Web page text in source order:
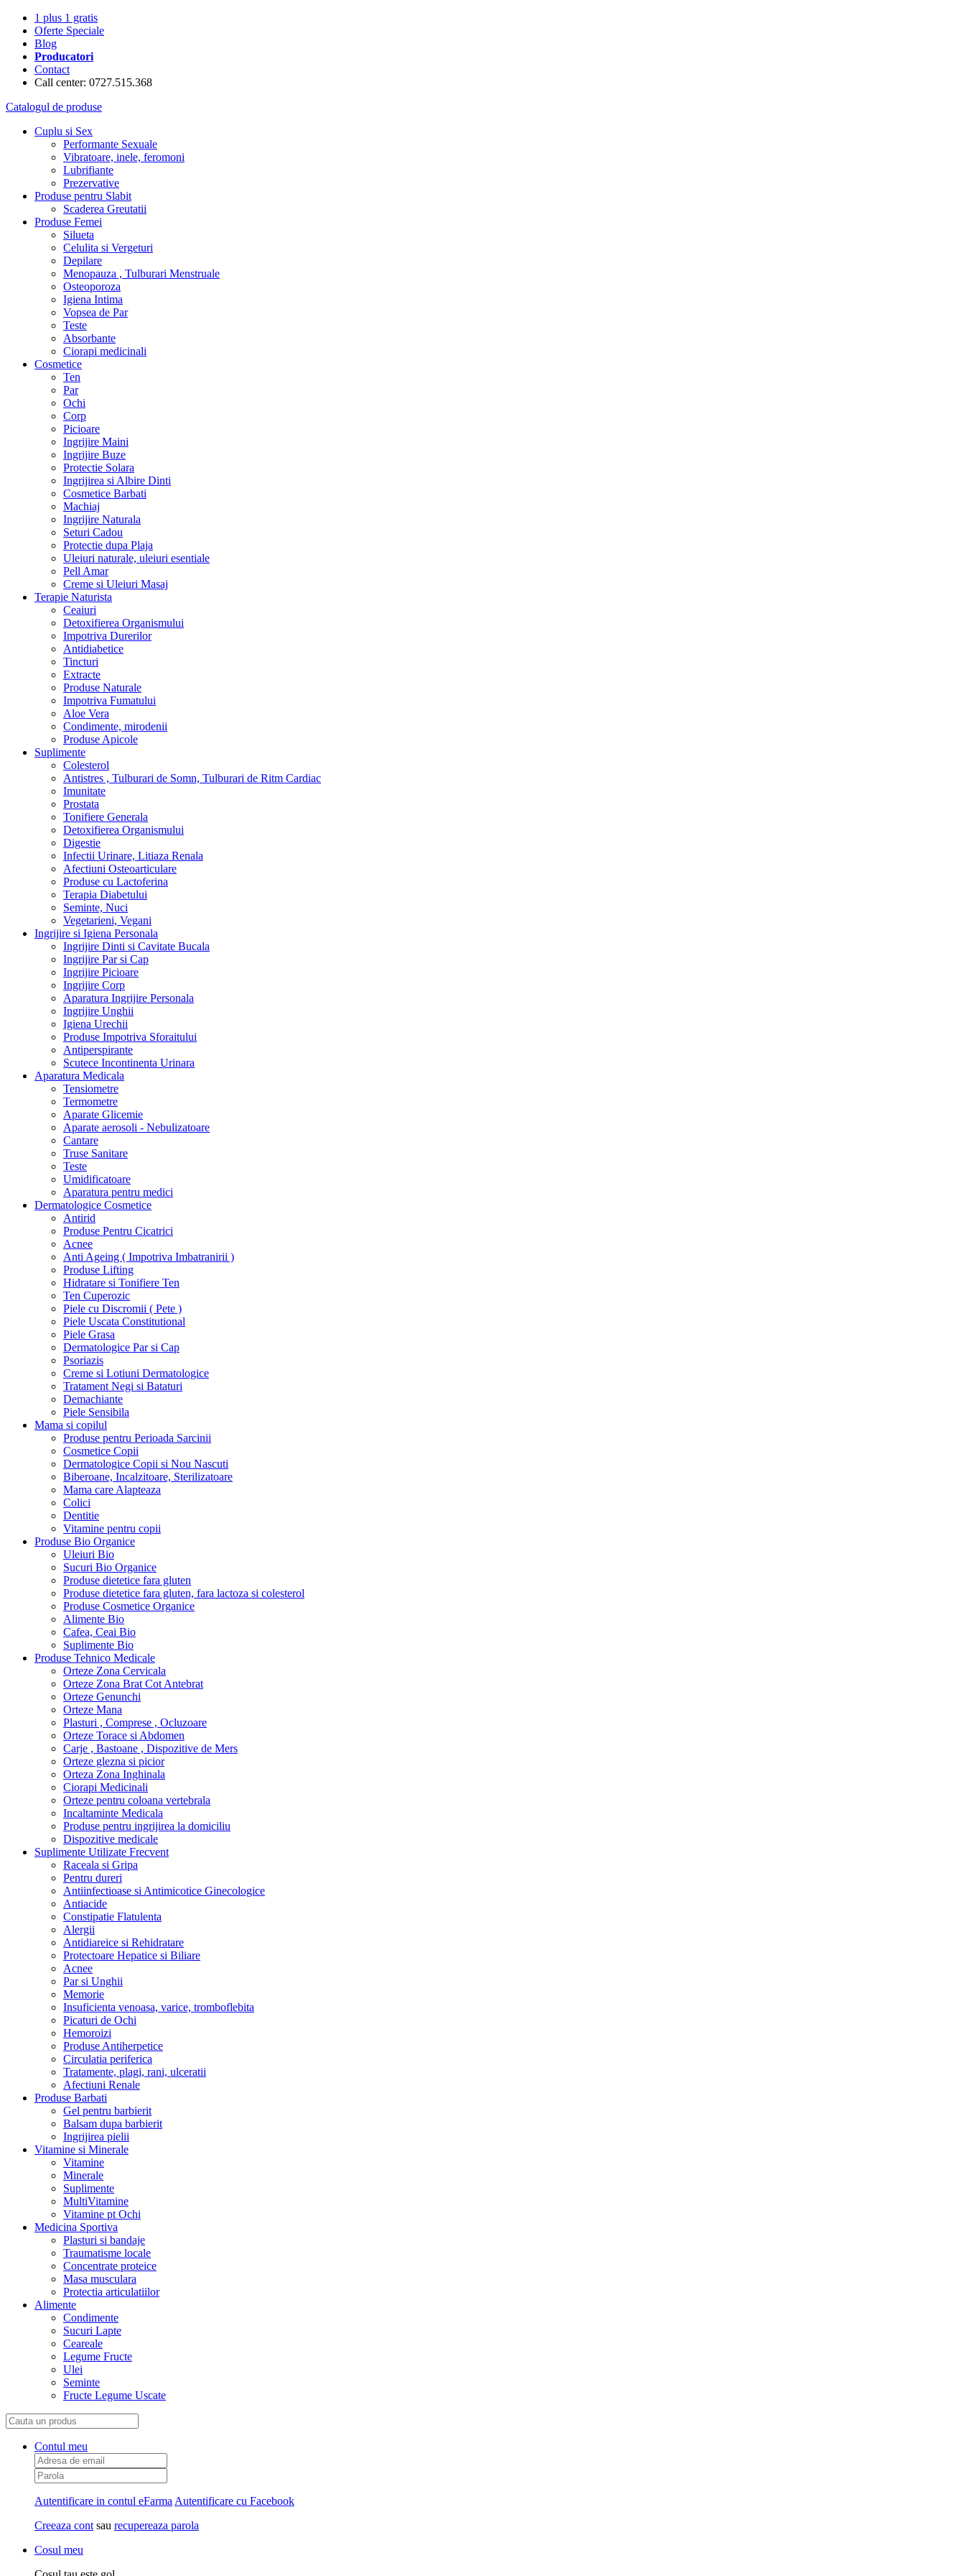
1 plus 1 gratis
Oferte Speciale
Blog
Producatori
Contact
Call center: 0727.515.368
Catalogul de produse
Cuplu si Sex
Performante Sexuale
Vibratoare, inele, feromoni
Lubrifiante
Prezervative
Produse pentru Slabit
Scaderea Greutatii
Produse Femei
Silueta
Celulita si Vergeturi
Depilare
Menopauza , Tulburari Menstruale
Osteoporoza
Igiena Intima
Vopsea de Par
Teste
Absorbante
Ciorapi medicinali
Cosmetice
Ten
Par
Ochi
Corp
Picioare
Ingrijire Maini
Ingrijire Buze
Protectie Solara
Ingrijirea si Albire Dinti
Cosmetice Barbati
Machiaj
Ingrijire Naturala
Seturi Cadou
Protectie dupa Plaja
Uleiuri naturale, uleiuri esentiale
Pell Amar
Creme si Uleiuri Masaj
Terapie Naturista
Ceaiuri
Detoxifierea Organismului
Impotriva Durerilor
Antidiabetice
Tincturi
Extracte
Produse Naturale
Impotriva Fumatului
Aloe Vera
Condimente, mirodenii
Produse Apicole
Suplimente
Colesterol
Antistres , Tulburari de Somn, Tulburari de Ritm Cardiac
Imunitate
Prostata
Tonifiere Generala
Detoxifierea Organismului
Digestie
Infectii Urinare, Litiaza Renala
Afectiuni Osteoarticulare
Produse cu Lactoferina
Terapia Diabetului
Seminte, Nuci
Vegetarieni, Vegani
Ingrijire si Igiena Personala
Ingrijire Dinti si Cavitate Bucala
Ingrijire Par si Cap
Ingrijire Picioare
Ingrijire Corp
Aparatura Ingrijire Personala
Ingrijire Unghii
Igiena Urechii
Produse Impotriva Sforaitului
Antiperspirante
Scutece Incontinenta Urinara
Aparatura Medicala
Tensiometre
Termometre
Aparate Glicemie
Aparate aerosoli - Nebulizatoare
Cantare
Truse Sanitare
Teste
Umidificatoare
Aparatura pentru medici
Dermatologice Cosmetice
Antirid
Produse Pentru Cicatrici
Acnee
Anti Ageing ( Impotriva Imbatranirii )
Produse Lifting
Hidratare si Tonifiere Ten
Ten Cuperozic
Piele cu Discromii ( Pete )
Piele Uscata Constitutional
Piele Grasa
Dermatologice Par si Cap
Psoriazis
Creme si Lotiuni Dermatologice
Tratament Negi si Bataturi
Demachiante
Piele Sensibila
Mama si copilul
Produse pentru Perioada Sarcinii
Cosmetice Copii
Dermatologice Copii si Nou Nascuti
Biberoane, Incalzitoare, Sterilizatoare
Mama care Alapteaza
Colici
Dentitie
Vitamine pentru copii
Produse Bio Organice
Uleiuri Bio
Sucuri Bio Organice
Produse dietetice fara gluten
Produse dietetice fara gluten, fara lactoza si colesterol
Produse Cosmetice Organice
Alimente Bio
Cafea, Ceai Bio
Suplimente Bio
Produse Tehnico Medicale
Orteze Zona Cervicala
Orteze Zona Brat Cot Antebrat
Orteze Genunchi
Orteze Mana
Plasturi , Comprese , Ocluzoare
Orteze Torace si Abdomen
Carje , Bastoane , Dispozitive de Mers
Orteze glezna si picior
Orteza Zona Inghinala
Ciorapi Medicinali
Orteze pentru coloana vertebrala
Incaltaminte Medicala
Produse pentru ingrijirea la domiciliu
Dispozitive medicale
Suplimente Utilizate Frecvent
Raceala si Gripa
Pentru dureri
Antiinfectioase si Antimicotice Ginecologice
Antiacide
Constipatie Flatulenta
Alergii
Antidiareice si Rehidratare
Protectoare Hepatice si Biliare
Acnee
Par si Unghii
Memorie
Insuficienta venoasa, varice, tromboflebita
Picaturi de Ochi
Hemoroizi
Produse Antiherpetice
Circulatia periferica
Tratamente, plagi, rani, ulceratii
Afectiuni Renale
Produse Barbati
Gel pentru barbierit
Balsam dupa barbierit
Ingrijirea pielii
Vitamine si Minerale
Vitamine
Minerale
Suplimente
MultiVitamine
Vitamine pt Ochi
Medicina Sportiva
Plasturi si bandaje
Traumatisme locale
Concentrate proteice
Masa musculara
Protectia articulatiilor
Alimente
Condimente
Sucuri Lapte
Ceareale
Legume Fructe
Ulei
Seminte
Fructe Legume Uscate
Contul meu
Autentificare in contul eFarma Autentificare cu Facebook
Creeaza cont sau recupereaza parola
Cosul meu